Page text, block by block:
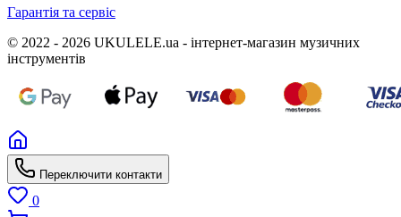
Гарантія та сервіс
© 2022 - 2026 UKULELE.ua - інтернет-магазин музичних
інструментів
Переключити контакти
0